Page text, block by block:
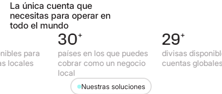
La única cuenta que
necesitas para operar en
todo el mundo
para
30+
países en los que puedes
cobrar como un negocio
local
29+
divisas
cuentas globales
Nuestras soluciones